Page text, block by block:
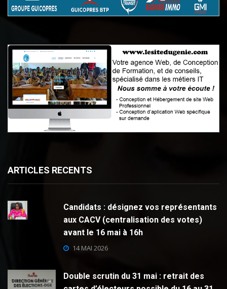
ARTICLES RECENTS
Candidats : désignez vos représentants
aux CACV (centralisation des votes)
avant le 16 mai à 16h
14 MAI 2026
Double scrutin du 31 mai : retrait des